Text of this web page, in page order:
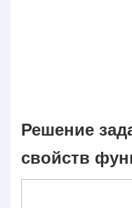
Решение
свойств